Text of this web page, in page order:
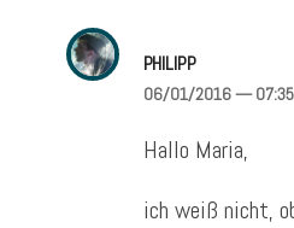
PHILIPP
06/01/2016— 07:35
Hallo Maria,
ich weiß nicht,